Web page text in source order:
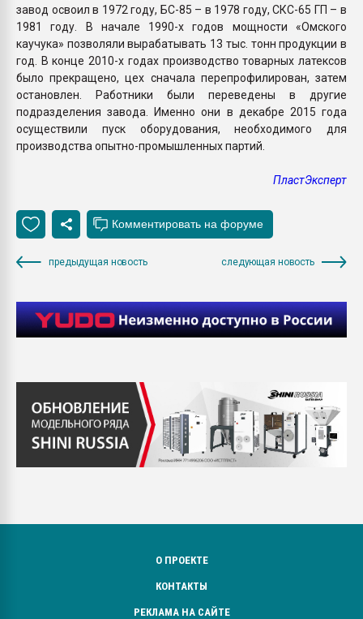
завод освоил в 1972 году, БС-85 – в 1978 году, СКС-65 ГП – в
1981 году. В начале 1990-х годов мощности «Омского
каучука» позволяли вырабатывать 13 тыс. тонн продукции в
год. В конце 2010-х годах производство товарных латексов
было прекращено, цех сначала перепрофилирован, затем
остановлен. Работники были переведены в другие
подразделения завода. Именно они в декабре 2015 года
осуществили пуск оборудования, необходимого для
производства опытно-промышленных партий.
ПластЭксперт
предыдущая новость следующая новость
О ПРОЕКТЕ
КОНТАКТЫ
РЕКЛАМА НА САЙТЕ